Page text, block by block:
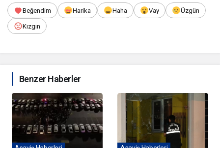
Beğendim Harika Haha Vay Üzgün
Kızgın
Benzer Haberler